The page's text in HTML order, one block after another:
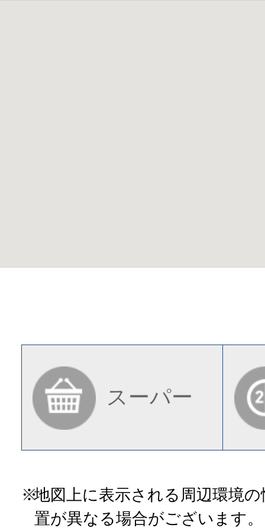
スーパー
地図上に表示される周辺環境
置が異なる場合がございます。